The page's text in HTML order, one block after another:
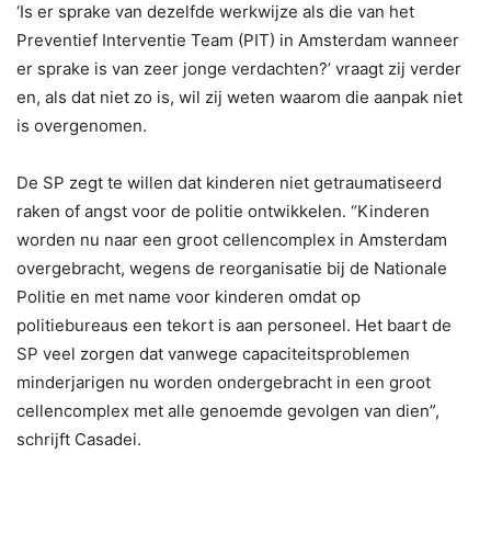
‘Is er sprake van dezelfde werkwijze als die van het
Preventief Interventie Team (PIT) in Amsterdam wanneer
er sprake is van zeer jonge verdachten?’ vraagt zij verder
en, als dat niet zo is, wil zij weten waarom die aanpak niet
is overgenomen.
De SP zegt te willen dat kinderen niet getraumatiseerd
raken of angst voor de politie ontwikkelen. “Kinderen
worden nu naar een groot cellencomplex in Amsterdam
overgebracht, wegens de reorganisatie bij de Nationale
Politie en met name voor kinderen omdat op
politiebureaus een tekort is aan personeel. Het baart de
SP veel zorgen dat vanwege capaciteitsproblemen
minderjarigen nu worden ondergebracht in een groot
cellencomplex met alle genoemde gevolgen van dien”,
schrijft Casadei.